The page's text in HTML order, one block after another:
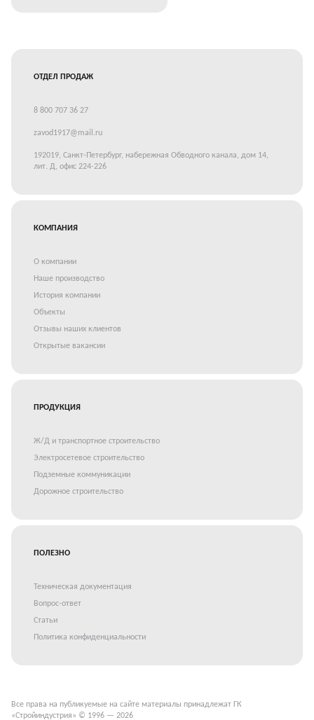
ОТДЕЛ ПРОДАЖ
8 800 707 36 27
zavod1917@mail.ru
192019, Санкт-Петербург, набережная Обводного канала, дом 14,
лит. Д, офис 224-226
КОМПАНИЯ
О компании
Наше производство
История компании
Объекты
Отзывы наших клиентов
Открытые вакансии
ПРОДУКЦИЯ
Ж/Д и транспортное строительство
Электросетевое строительство
Подземные коммуникации
Дорожное строительство
ПОЛЕЗНО
Техническая документация
Вопрос-ответ
Статьи
Политика конфиденциальности
Все права на публикуемые на сайте материалы принадлежат ГК
«Стройиндустрия» © 1996 — 2026